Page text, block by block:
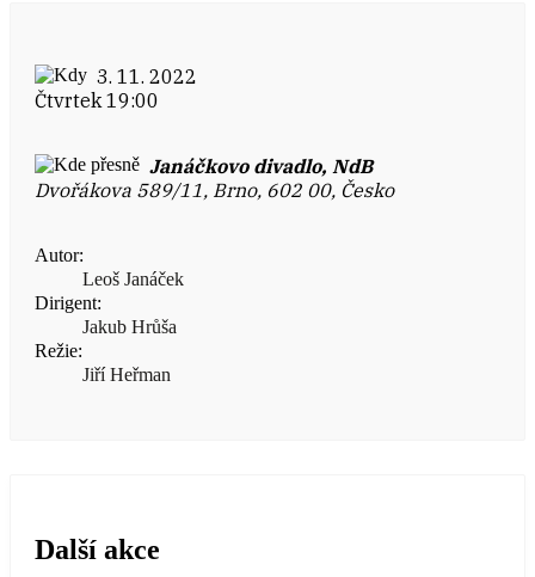
3. 11. 2022
Čtvrtek 19:00
Janáčkovo divadlo, NdB
Dvořákova 589/11, Brno, 602 00, Česko
Autor:
Leoš Janáček
Dirigent:
Jakub Hrůša
Režie:
Jiří Heřman
Další akce